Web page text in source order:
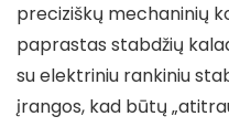
preciziškų mechaninių
paprastas stabdžių
su elektriniu rankiniu
įrangos, kad būtų